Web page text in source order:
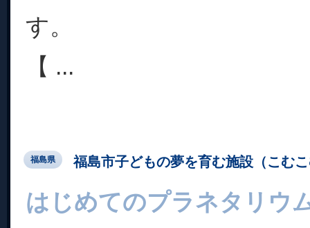
す。
【 ...
福島県 福島市子どもの夢を育む施設（こむ
はじめてのプラネタリ